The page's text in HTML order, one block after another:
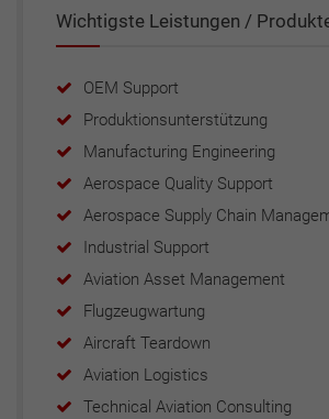
Wichtigste Leistungen /
OEM Support
Produktionsunterstützung
Manufacturing Engineering
Aerospace Quality Support
Aerospace Supply Chain
Industrial Support
Aviation Asset Management
Flugzeugwartung
Aircraft Teardown
Aviation Logistics
Technical Aviation Consulting